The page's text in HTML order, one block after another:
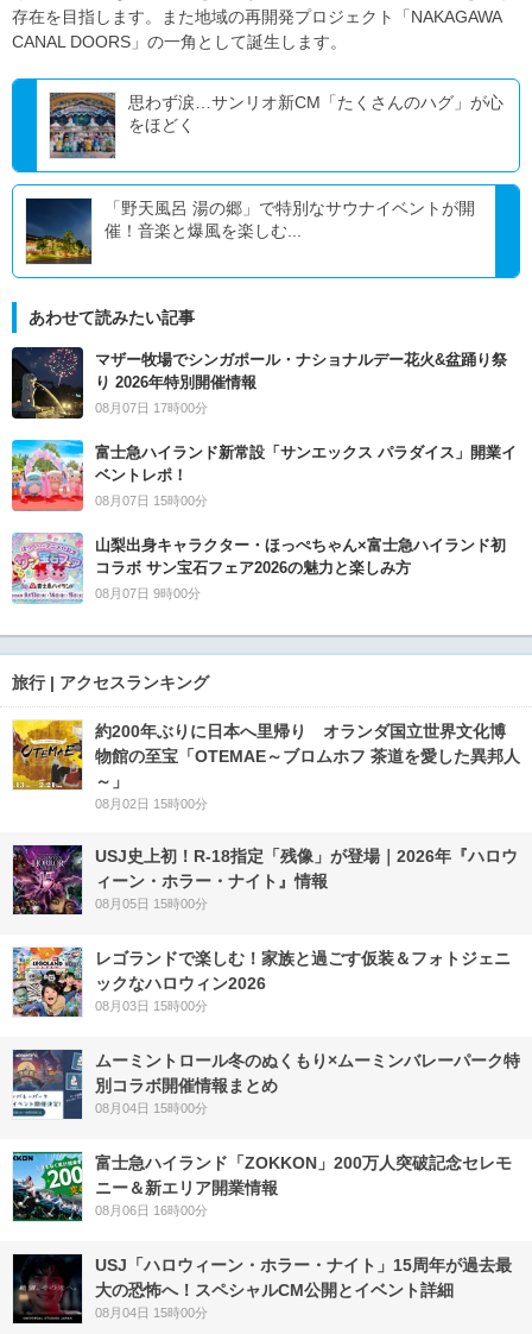
存在を目指します。また地域の再開発プロジェクト「NAKAGAWA
CANAL DOORS」の一角として誕生します。
思わず涙…サンリオ新CM「たくさんのハグ」が心
をほどく
「野天風呂 湯の郷」で特別なサウナイベントが開
催！音楽と爆風を楽しむ...
あわせて読みたい記事
マザー牧場でシンガポール・ナショナルデー花火&盆踊り祭
り 2026年特別開催情報
08月07日 17時00分
富士急ハイランド新常設「サンエックス パラダイス」開業イ
ベントレポ！
08月07日 15時00分
山梨出身キャラクター・ほっぺちゃん×富士急ハイランド初
コラボ サン宝石フェア2026の魅力と楽しみ方
08月07日 9時00分
旅行 | アクセスランキング
約200年ぶりに日本へ里帰り オランダ国立世界文化博
物館の至宝「OTEMAE～ブロムホフ 茶道を愛した異邦人
～」
08月02日 15時00分
USJ史上初！R-18指定「残像」が登場｜2026年『ハロウ
ィーン・ホラー・ナイト』情報
08月05日 15時00分
レゴランドで楽しむ！家族と過ごす仮装＆フォトジェニ
ックなハロウィン2026
08月03日 15時00分
ムーミントロール冬のぬくもり×ムーミンバレーパーク特
別コラボ開催情報まとめ
08月04日 15時00分
富士急ハイランド「ZOKKON」200万人突破記念セレモ
ニー＆新エリア開業情報
08月06日 16時00分
USJ「ハロウィーン・ホラー・ナイト」15周年が過去最
大の恐怖へ！スペシャルCM公開とイベント詳細
08月04日 15時00分